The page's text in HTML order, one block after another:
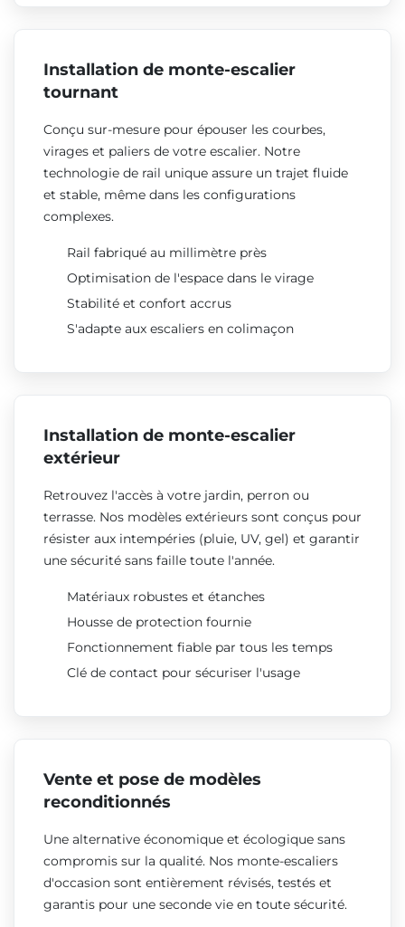
Installation de monte-escalier
tournant
Conçu sur-mesure pour épouser les courbes,
virages et paliers de votre escalier. Notre
technologie de rail unique assure un trajet fluide
et stable, même dans les configurations
complexes.
Rail fabriqué au millimètre près
Optimisation de l'espace dans le virage
Stabilité et confort accrus
S'adapte aux escaliers en colimaçon
Installation de monte-escalier
extérieur
Retrouvez l'accès à votre jardin, perron ou
terrasse. Nos modèles extérieurs sont conçus pour
résister aux intempéries (pluie, UV, gel) et garantir
une sécurité sans faille toute l'année.
Matériaux robustes et étanches
Housse de protection fournie
Fonctionnement fiable par tous les temps
Clé de contact pour sécuriser l'usage
Vente et pose de modèles
reconditionnés
Une alternative économique et écologique sans
compromis sur la qualité. Nos monte-escaliers
d'occasion sont entièrement révisés, testés et
garantis pour une seconde vie en toute sécurité.